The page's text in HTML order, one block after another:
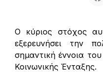
Ο κύριος στόχος
εξερευνήσει την
σημαντική έννοια
Κοινωνικής Ένταξης.